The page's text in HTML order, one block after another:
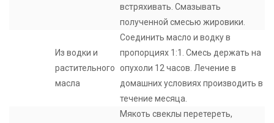
встряхивать. Смазывать
полученной смесью жировики.
Из водки и
растительного
масла
Соединить масло и водку в
пропорциях 1:1. Смесь держать на
опухоли 12 часов. Лечение в
домашних условиях производить в
течение месяца.
Мякоть свеклы перетереть,